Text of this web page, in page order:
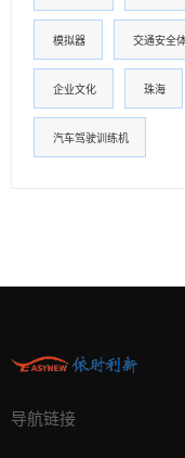
模拟器 交通安全
企业文化 珠海
汽车驾驶训练机
导航链接